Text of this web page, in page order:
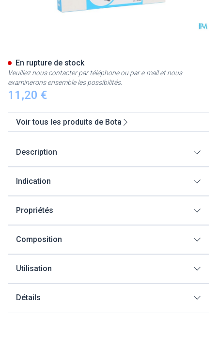
11,20 €
En rupture de stock
Veuillez nous contacter par téléphone ou par e-mail et nous
examinerons ensemble les possibilités.
Voir tous les produits de Bota
Description
Indication
Propriétés
Composition
Utilisation
Détails